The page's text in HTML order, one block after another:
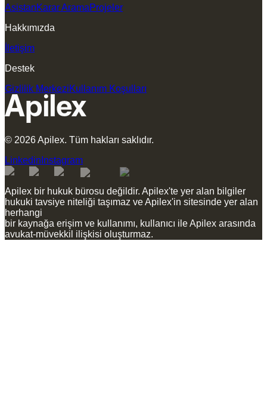
AsistanKarar AramaProjeler
Hakkımızda
İletişim
Destek
Gizlilik MerkeziKullanım Koşulları
© 2026Apilex. Tüm hakları saklıdır.
Linkedin Instagram
Apilex bir hukuk bürosu değildir. Apilex'te yer alan bilgiler
hukuki tavsiye niteliği taşımaz ve Apilex'in sitesinde yer alan
herhangi
bir kaynağa erişim ve kullanımı, kullanıcı ile Apilex arasında
avukat-müvekkil ilişkisi oluşturmaz.